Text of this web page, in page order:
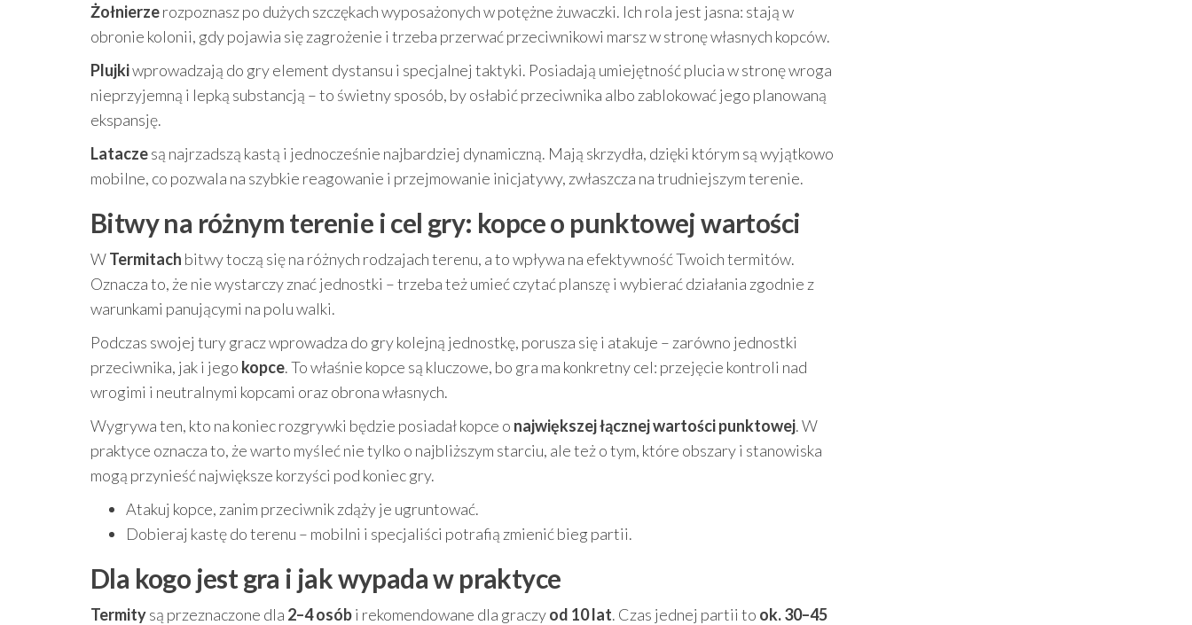
Żołnierzerozpoznasz po dużych szczękach wyposażonych w potężne żuwaczki. Ich rola jest jasna: stają w
obronie kolonii, gdy pojawia się zagrożenie i trzeba przerwać przeciwnikowi marsz w stronę własnych kopców.
Plujkiwprowadzają do gry element dystansu i specjalnej taktyki. Posiadają umiejętność plucia w stronę wroga
nieprzyjemną i lepką substancją – to świetny sposób, by osłabić przeciwnika albo zablokować jego planowaną
ekspansję.
Lataczesą najrzadszą kastą i jednocześnie najbardziej dynamiczną. Mają skrzydła, dzięki którym są wyjątkowo
mobilne, co pozwala na szybkie reagowanie i przejmowanie inicjatywy, zwłaszcza na trudniejszym terenie.
Bitwy na różnym terenie i cel gry: kopce o punktowej wartości
WTermitach bitwy toczą się na różnych rodzajach terenu, a to wpływa na efektywność Twoich termitów.
Oznacza to, że nie wystarczy znać jednostki – trzeba też umieć czytać planszę i wybierać działania zgodnie z
warunkami panującymi na polu walki.
Podczas swojej tury gracz wprowadza do gry kolejną jednostkę, porusza się i atakuje – zarówno jednostki
przeciwnika, jak i jego kopce. To właśnie kopce są kluczowe, bo gra ma konkretny cel: przejęcie kontroli nad
wrogimi i neutralnymi kopcami oraz obrona własnych.
Wygrywa ten, kto na koniec rozgrywki będzie posiadał kopce o największej łącznej wartości punktowej. W
praktyce oznacza to, że warto myśleć nie tylko o najbliższym starciu, ale też o tym, które obszary i stanowiska
mogą przynieść największe korzyści pod koniec gry.
Atakuj kopce, zanim przeciwnik zdąży je ugruntować.
Dobieraj kastę do terenu – mobilni i specjaliści potrafią zmienić bieg partii.
Dla kogo jest gra i jak wypada w praktyce
Termitysą przeznaczone dla 2–4 osóbi rekomendowane dla graczyod 10 lat. Czas jednej partii to ok. 30–45